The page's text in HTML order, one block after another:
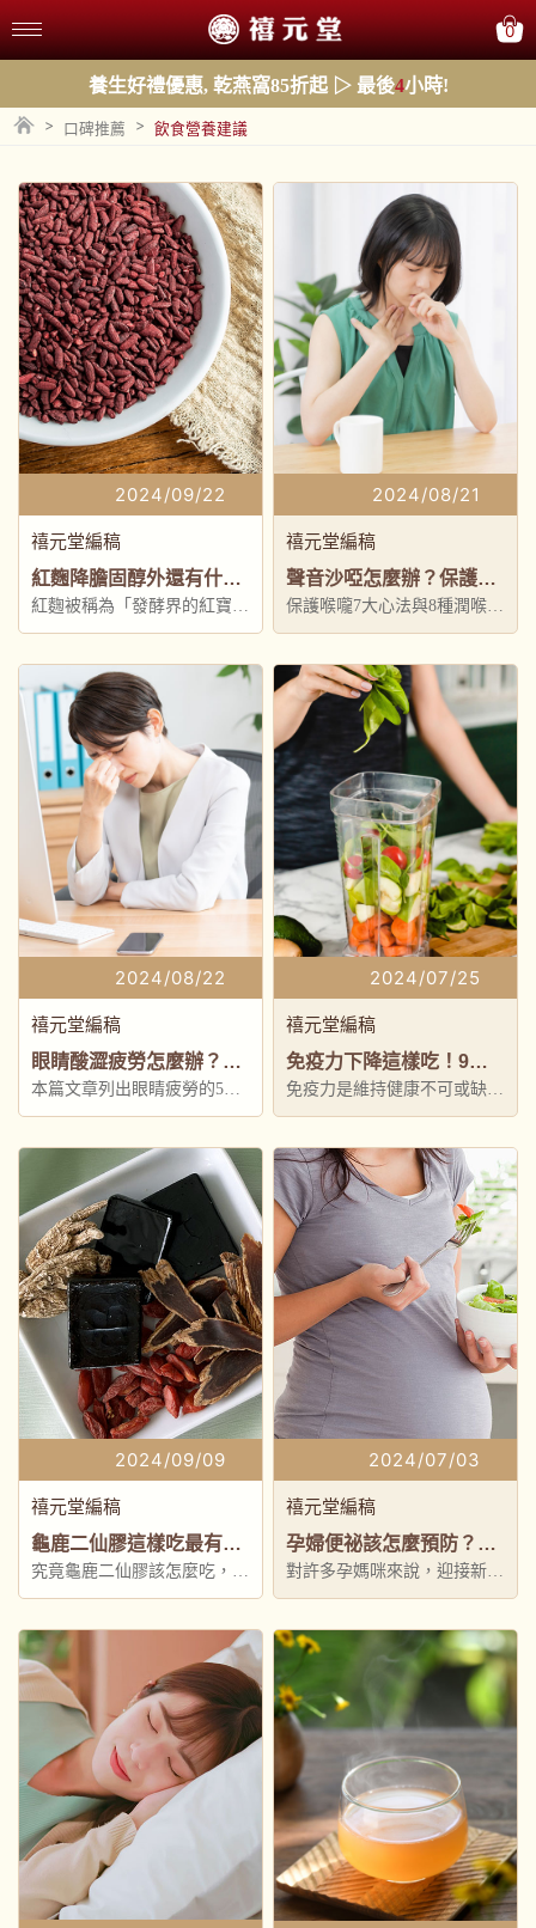
0
養生好禮優惠, 乾燕窩85折起 ▷ 最後4小時!
> 口碑推薦 > 飲食營養建議
2024/09/22
禧元堂編稿
紅麴降膽固醇外還有什麼好處?紅麴5大功效、3個挑選重點與3種食用禁忌一次看
紅麴被稱為「發酵界的紅寶
石」
2024/08/21
禧元堂編稿
聲音沙啞怎麼辦？保護喉嚨7大心法與8種潤喉食物推薦
保護喉嚨7大心法與8種潤喉食
物推薦
2024/08/22
禧元堂編稿
眼睛酸澀疲勞怎麼辦？８招護眼方法自救與７種護眼食物推薦
本篇文章列出眼睛疲勞的5種
主要成因，提供護眼方法，護
眼食物
2024/07/25
禧元堂編稿
免疫力下降這樣吃！9種增加免疫力食物和５種簡單提升抵抗力方法推薦
免疫力是維持健康不可或缺的
關鍵
2024/09/09
禧元堂編稿
龜鹿二仙膠這樣吃最有效！功效、吃法、適合族群懶人包
究竟龜鹿二仙膠該怎麼吃，才
能真正幫助健康，又不會加重
身體負擔？
2024/07/03
禧元堂編稿
孕婦便祕該怎麼預防？吃益生菌有用嗎？孕婦便秘成因到改善方法全解析
對許多孕媽咪來說，迎接新生
命的期待固然讓人喜悅，但是
隨著孕期出現的身體變化與種
種不適，卻也讓人十分難受